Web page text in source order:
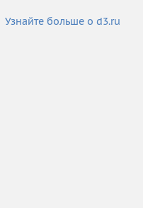
Узнайте больше о d3.ru